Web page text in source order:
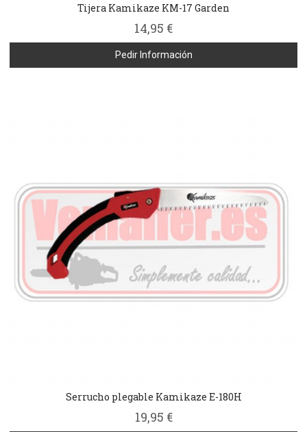
Tijera Kamikaze KM-17 Garden
14,95 €
Pedir Información
Serrucho plegable Kamikaze E-180H
19,95 €